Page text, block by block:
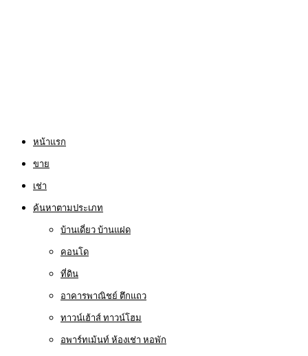
หน้าแรก
ขาย
เช่า
ค้นหาตามประเภท
บ้านเดี่ยว บ้านแฝด
คอนโด
ที่ดิน
อาคารพาณิชย์ ตึกแถว
ทาวน์เฮ้าส์ ทาวน์โฮม
อพาร์ทเม้นท์ ห้องเช่า หอพัก